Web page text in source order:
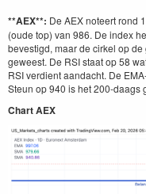
**AEX**: De AEX noteert rond
(oude top) van 986. De index
bevestigd, maar de cirkel op
geweest. De RSI staat op 58
RSI verdient aandacht. De
Steun op 940 is het 200-daags
Chart AEX